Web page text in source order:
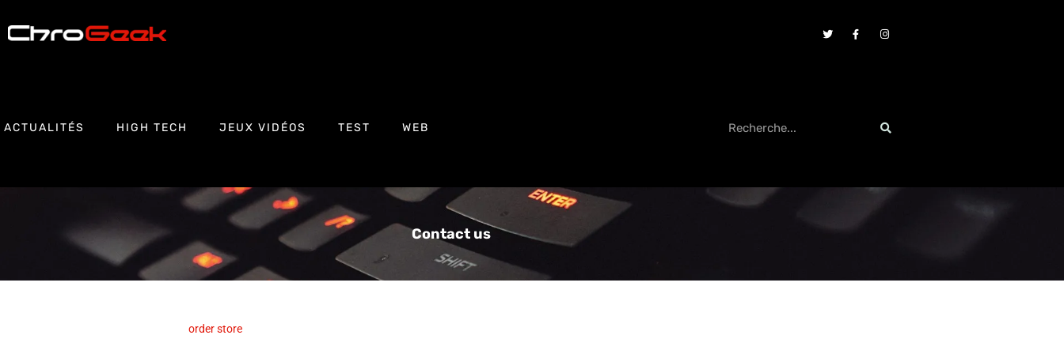
ACTUALITÉS HIGH TECH JEUX VIDÉOS TEST WEB
Contact us
orderstore